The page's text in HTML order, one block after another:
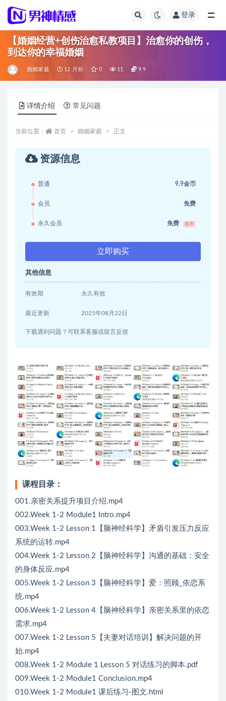
登录
【婚姻经营+创伤治愈私教项目】治愈你的创伤，
到达你的幸福婚姻
婚姻家庭 12 月前 0 11 9.9
详情介绍 常见问题
当前位置： 首页 婚姻家庭 正文
资源信息
普通 9.9金币
会员 免费
永久会员 免费 推荐
立即购买
其他信息
有效期 永久有效
最近更新 2025年08月22日
下载遇到问题？可联系客服或留言反馈
课程目录：
001.亲密关系提升项目介绍.mp4
002.Week 1-2 Module1 Intro.mp4
003.Week 1-2 Lesson 1【脑神经科学】矛盾引发压力反应
系统的运转.mp4
004.Week 1-2 Lesson 2【脑神经科学】沟通的基础：安全
的身体反应.mp4
005.Week 1-2 Lesson 3【脑神经科学】爱：照顾_依恋系
统.mp4
006.Week 1-2 Lesson 4【脑神经科学】亲密关系里的依恋
需求.mp4
007.Week 1-2 Lesson 5【夫妻对话培训】解决问题的开
始.mp4
008.Week 1-2 Module 1 Lesson 5 对话练习的脚本.pdf
009.Week 1-2 Module1 Conclusion.mp4
010.Week 1-2 Module1 课后练习-图文.html